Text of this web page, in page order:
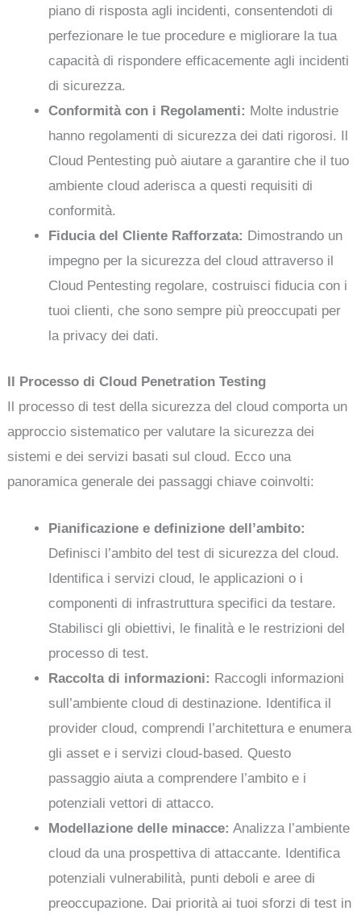
piano di risposta agli incidenti, consentendoti di
perfezionare le tue procedure e migliorare la tua
capacità di rispondere efficacemente agli incidenti
di sicurezza.
Conformità con i Regolamenti: Molte industrie
hanno regolamenti di sicurezza dei dati rigorosi. Il
Cloud Pentesting può aiutare a garantire che il tuo
ambiente cloud aderisca a questi requisiti di
conformità.
Fiducia del Cliente Rafforzata: Dimostrando un
impegno per la sicurezza del cloud attraverso il
Cloud Pentesting regolare, costruisci fiducia con i
tuoi clienti, che sono sempre più preoccupati per
la privacy dei dati.
Il Processo di Cloud Penetration Testing
Il processo di test della sicurezza del cloud comporta un
approccio sistematico per valutare la sicurezza dei
sistemi e dei servizi basati sul cloud. Ecco una
panoramica generale dei passaggi chiave coinvolti:
Pianificazione e definizione dell’ambito:
Definisci l’ambito del test di sicurezza del cloud.
Identifica i servizi cloud, le applicazioni o i
componenti di infrastruttura specifici da testare.
Stabilisci gli obiettivi, le finalità e le restrizioni del
processo di test.
Raccolta di informazioni: Raccogli informazioni
sull’ambiente cloud di destinazione. Identifica il
provider cloud, comprendi l’architettura e enumera
gli asset e i servizi cloud-based. Questo
passaggio aiuta a comprendere l’ambito e i
potenziali vettori di attacco.
Modellazione delle minacce: Analizza l’ambiente
cloud da una prospettiva di attaccante. Identifica
potenziali vulnerabilità, punti deboli e aree di
preoccupazione. Dai priorità ai tuoi sforzi di test in